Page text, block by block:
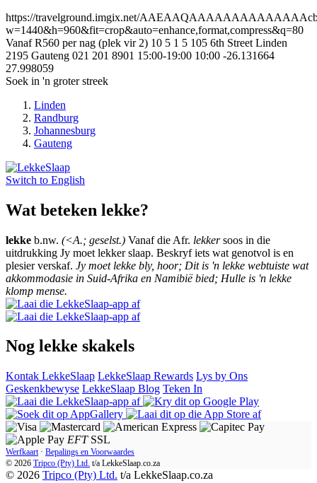
https://travelground.imgix.net/
w=1440&h=960&fit=crop&auto=enhance,format,compress&q=80
Vanaf R560 per nag (plek vir 2) 10 5 1 5 105 6th Street Linden
2195 Gauteng 021 201 8901 15:00-19:00 10:00 -26.131664
27.998059
Soek in 'n groter streek
Linden
Randburg
Johannesburg
Gauteng
Switch to English
Wat beteken lekke?
lekke b.nw. (<A.; geselst.) Vanaf die Afr. lekkersoos in die
uitdrukking Jy moet lekker slaap. Beskryf iets wat genotvol is en
plesier verskaf. Jy moet lekke bly, hoor; Dit is 'n lekke webtuiste wat
akkommodasie in Suid-Afrika en Namibië bied; Hulle is 'n lekke
klomp mense.
Nog lekke skakels
Kontak LekkeSlaap LekkeSlaap Rewards Lys by Ons
Geskenkbewyse LekkeSlaap Blog Teken In
EFT SSL
Werfkaart · Bepalings en Voorwaardes
© 2026 Tripco (Pty) Ltd. t/a LekkeSlaap.co.za
© 2026 Tripco (Pty) Ltd. t/a LekkeSlaap.co.za